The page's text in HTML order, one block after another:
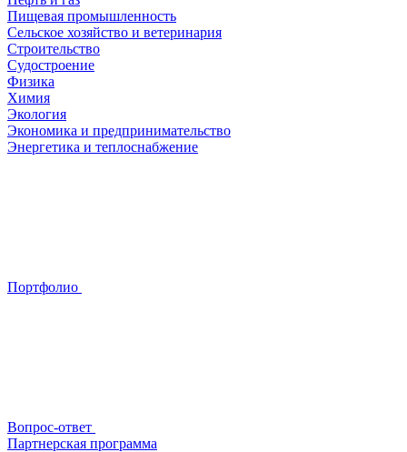
Пищевая промышленность
Сельское хозяйство и ветеринария
Строительство
Судостроение
Физика
Химия
Экология
Экономика и предпринимательство
Энергетика и теплоснабжение
Портфолио
Вопрос-ответ
Партнерская программа